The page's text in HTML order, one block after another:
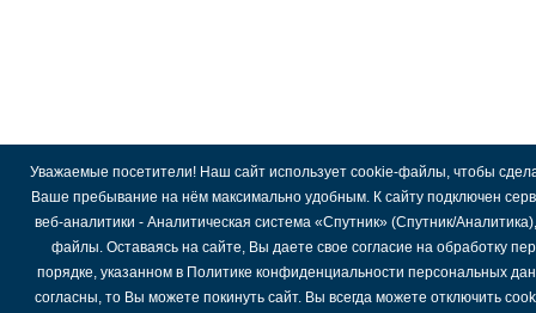
Уважаемые посетители! Наш сайт использует cookie-файлы, чтобы
Ваше пребывание на нём максимально удобным. К cайту подключен
веб-аналитики - Аналитическая система «Спутник» (Спутник/
файлы. Оставаясь на сайте, Вы даете свое согласие на обработку
порядке, указанном в Политике конфиденциальности персональных
согласны, то Вы можете покинуть сайт. Вы всегда можете отключить